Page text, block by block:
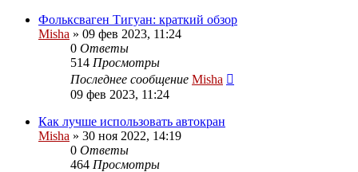
Фольксваген Тигуан: краткий обзор
Misha » 09 фев 2023, 11:24
0 Ответы
514 Просмотры
Последнее сообщение Misha
09 фев 2023, 11:24
Как лучше использовать автокран
Misha » 30 ноя 2022, 14:19
0 Ответы
464 Просмотры